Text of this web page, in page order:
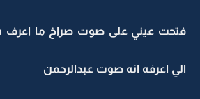
فتحت عيني على صوت صراخ ما
الي اعرفه انه صوت عبدالرحمن